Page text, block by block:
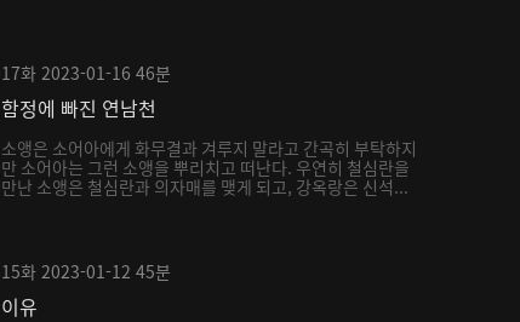
17화 2023-01-16 46분
함정에 빠진 연남천
소앵은 소어아에게 화무결과 겨루지 말라고 간곡히 부탁하지
만 소어아는 그런 소앵을 뿌리치고 떠난다. 우연히 철심란을
만난 소앵은 철심란과 의자매를 맺게 되고, 강옥랑은 신석...
15화 2023-01-12 45분
이유